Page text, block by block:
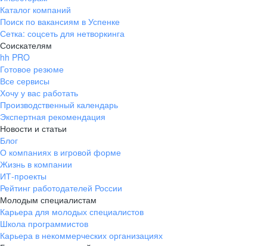
Каталог компаний
Поиск по вакансиям в Успенке
Сетка: соцсеть для нетворкинга
Соискателям
hh PRO
Готовое резюме
Все сервисы
Хочу у вас работать
Производственный календарь
Экспертная рекомендация
Новости и статьи
Блог
О компаниях в игровой форме
Жизнь в компании
ИТ-проекты
Рейтинг работодателей России
Молодым специалистам
Карьера для молодых специалистов
Школа программистов
Карьера в некоммерческих организациях